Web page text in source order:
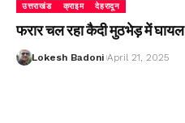
उत्तराखंड क्राइम देहरादून
फरार चल रहा कैदी मुठभेड़ में घायल
Lokesh Badoni April 21, 2025